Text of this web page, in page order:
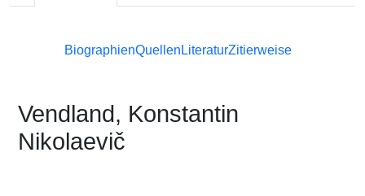
BiographienQuellen LiteraturZitierweise
Vendland, Konstantin
Nikolaevič